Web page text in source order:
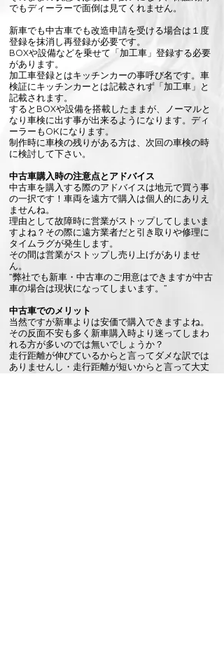
でもディーラーで面倒は見てくれません。
​新車でも中古車でも改造申請を受ける場合は１度
登録を抹消し再登録が必要です。
BOXや設備などを乗せて「加工車」登録する必要
があります。
加工車登録とはキッチンカーの事呼び名です。車
検証にキッチンカーとは記載されず「加工車」と
記載されます。
するとBOXや設備を搭載したままが、ノーマルと
なり車検に出す事が出来るようになります。ディ
ーラーもOKになります。
​​​制作時に車検の残りがある方は、次回の車検の時
に検討して下さい。
中古車購入時の注意点とアドバイス
中古車を購入する際のアドバイスは地元で買う事
の一択です！車両を遠方で購入は個人的にありえ
ませんね。
理由として故障時に営業がストップしてしまいま
すよね？その際に遠方業者だと引き取りや修理に
タイムラグが発生します。
​その間は営業がストップし売り上げがありませ
ん。
​”弊社でも新車・中古車のご用意はできますが中古
車の場合は現状になってしまいます。”
​​中古車でのメリット​
​当然ですが新車よりは安価で購入できますよね。
​その反面不安も多く新車購入時より迷ってしまわ
れる方が多いのでは無いでしょうか？
走行距離が伸びているからと言ってダメな訳では
ありませんし・走行距離が短いからと言って大丈